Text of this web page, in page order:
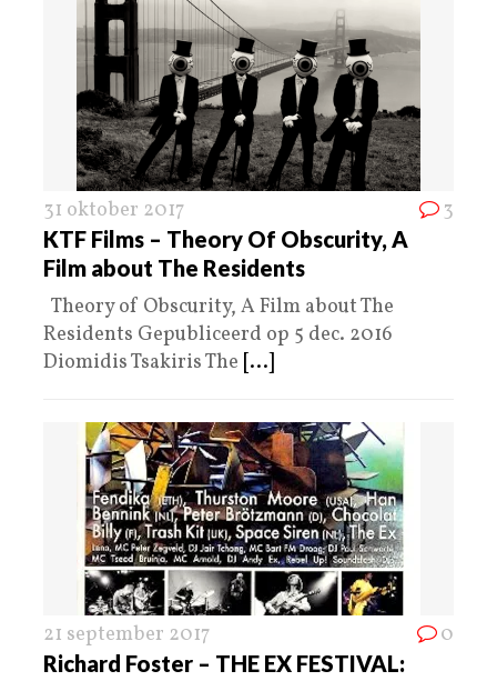
31 oktober 2017 3
KTF Films – Theory Of Obscurity, A
Film about The Residents
Theory of Obscurity, A Film about The
Residents Gepubliceerd op 5 dec. 2016
Diomidis Tsakiris The [...]
21 september 2017 0
Richard Foster – THE EX FESTIVAL: